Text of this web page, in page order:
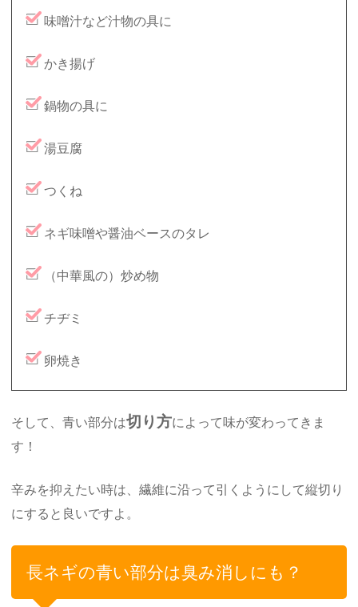
味噌汁など汁物の具に
かき揚げ
鍋物の具に
湯豆腐
つくね
ネギ味噌や醤油ベースのタレ
（中華風の）炒め物
チヂミ
卵焼き
そして、青い部分は切り方によって味が変わってきま
す！
辛みを抑えたい時は、繊維に沿って引くようにして縦切り
にすると良いですよ。
長ネギの青い部分は臭み消しにも？